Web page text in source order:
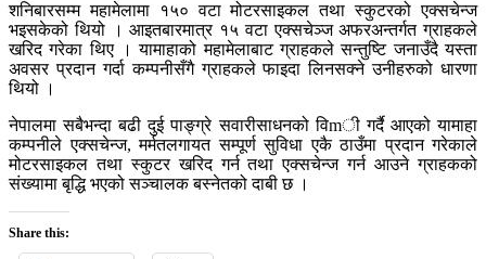
शनिबारसम्म महामेलामा १५० वटा मोटरसाइकल तथा स्कुटरको एक्सचेन्ज
भइसकेको थियो । आइतबारमात्र १५ वटा एक्सचेञ्ज अफरअन्तर्गत ग्राहकले
खरिद गरेका थिए । यामाहाको महामेलाबाट ग्राहकले सन्तुष्टि जनाउँदै यस्ता
अवसर प्रदान गर्दा कम्पनीसँगै ग्राहकले फाइदा लिनसक्ने उनीहरुको धारणा
थियो ।
नेपालमा सबैभन्दा बढी दुई पाङ्ग्रे सवारीसाधनको विmी गर्दै आएको यामाहा
कम्पनीले एक्सचेन्ज, मर्मतलगायत सम्पूर्ण सुविधा एकै ठाउँमा प्रदान गरेकाले
मोटरसाइकल तथा स्कुटर खरिद गर्न तथा एक्सचेन्ज गर्न आउने ग्राहकको
संख्यामा बृद्धि भएको सञ्चालक बस्नेतको दाबी छ ।
Share this: